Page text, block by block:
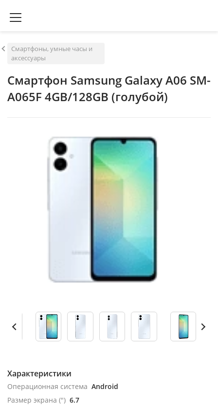
Смартфоны, умные часы и
аксессуары
Смартфон Samsung Galaxy A06 SM-
A065F 4GB/128GB (голубой)
Характеристики
Операционная система Android
Размер экрана (") 6.7